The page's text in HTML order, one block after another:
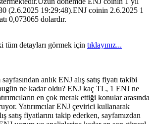
(2.6.2025 19:29:48).ENJ coinin 2.6.2025 1
0,073065 dolardır.
tüm detayları görmek için tıklayınız...
anlık ENJ alış satış fiyatı takibi
ne kadar oldu? ENJ kaç TL, 1 ENJ ne
en çok merak ettiği konular arasında
Yatırımcılar ENJ çevirici kullanarak
satış fiyatlarını takip ederken, sayfamızdan